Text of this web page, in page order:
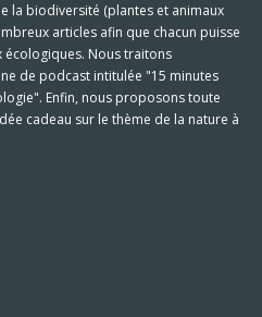
la biodiversité (plantes et animaux
articles afin que chacun puisse
Nous traitons
de podcast intitulée "15 minutes
Enfin, nous proposons toute
cadeau sur le thème de la nature à